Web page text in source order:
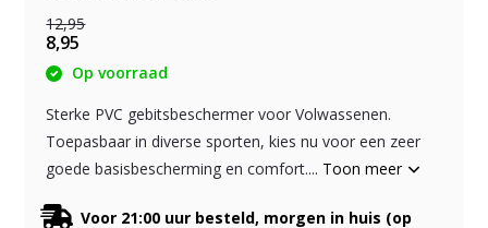
12,95
8,95
Op voorraad
Sterke PVC gebitsbeschermer voor Volwassenen.
Toepasbaar in diverse sporten, kies nu voor een zeer
goede basisbescherming en comfort.... Toon meer
Voor 21:00 uur besteld, morgen in huis (op